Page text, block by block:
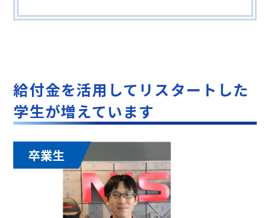
給付金を活用してリスタートした
学生が増えています
卒業生